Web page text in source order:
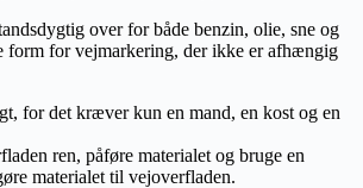
over for både benzin, olie, sne og
form for vejmarkering, der ikke er afhængig
for det kræver kun en mand, en kost og en
ren, påføre materialet og bruge en
materialet til vejoverfladen.